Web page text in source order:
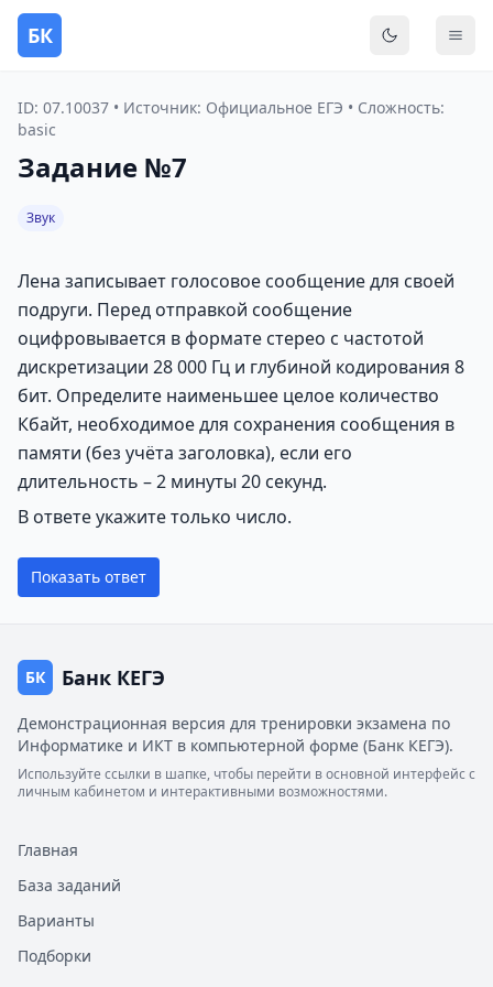
БК
ID: 07.10037 • Источник: Официальное ЕГЭ • Сложность:
basic
Задание №7
Звук
Лена записывает голосовое сообщение для своей
подруги. Перед отправкой сообщение
оцифровывается в формате стерео с частотой
дискретизации 28 000 Гц и глубиной кодирования 8
бит. Определите наименьшее целое количество
Кбайт, необходимое для сохранения сообщения в
памяти (без учёта заголовка), если его
длительность – 2 минуты 20 секунд.
В ответе укажите только число.
Показать ответ
БК Банк КЕГЭ
Демонстрационная версия для тренировки экзамена по
Информатике и ИКТ в компьютерной форме (Банк КЕГЭ).
Используйте ссылки в шапке, чтобы перейти в основной интерфейс с
личным кабинетом и интерактивными возможностями.
Главная
База заданий
Варианты
Подборки